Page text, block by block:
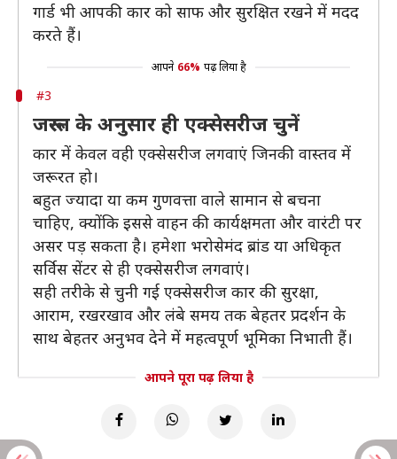
गार्ड भी आपकी कार को साफ और सुरक्षित रखने में मदद
करते हैं।
आपने 66% पढ़ लिया है
#3
जरूरत के अनुसार ही एक्सेसरीज चुनें
कार में केवल वही एक्सेसरीज लगवाएं जिनकी वास्तव में
जरूरत हो।
बहुत ज्यादा या कम गुणवत्ता वाले सामान से बचना
चाहिए, क्योंकि इससे वाहन की कार्यक्षमता और वारंटी पर
असर पड़ सकता है। हमेशा भरोसेमंद ब्रांड या अधिकृत
सर्विस सेंटर से ही एक्सेसरीज लगवाएं।
सही तरीके से चुनी गई एक्सेसरीज कार की सुरक्षा,
आराम, रखरखाव और लंबे समय तक बेहतर प्रदर्शन के
साथ बेहतर अनुभव देने में महत्वपूर्ण भूमिका निभाती हैं।
आपने पूरा पढ़ लिया है